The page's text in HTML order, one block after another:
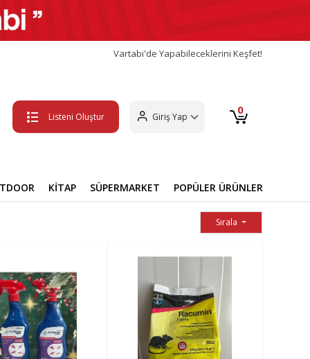
Vartabi'de Yapabileceklerini Keşfet!
Listeni Oluştur Giriş Yap 0
KİTAP SÜPERMARKET POPÜLER ÜRÜNLER
Sırala